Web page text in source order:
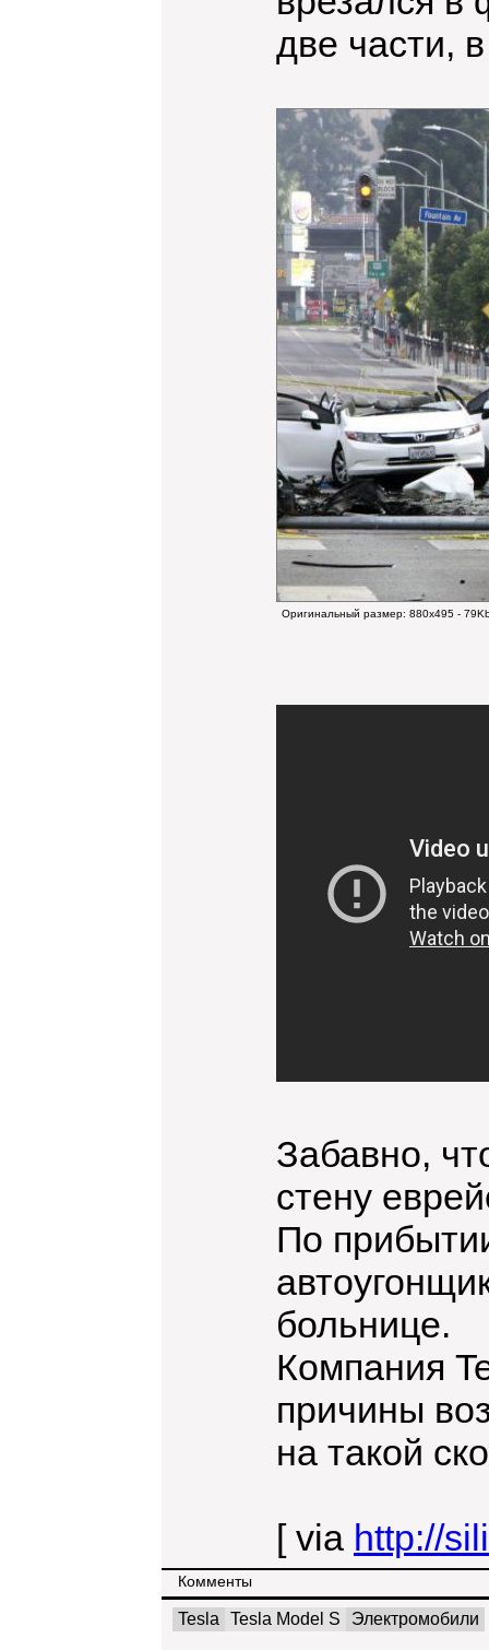
две части,
Оригинальный размер: 880x495 -
Забавно,
стену
По
больнице.
Компания
причины
на такой
[ via http://
Комменты
Tesla Tesla Model S Электромобили